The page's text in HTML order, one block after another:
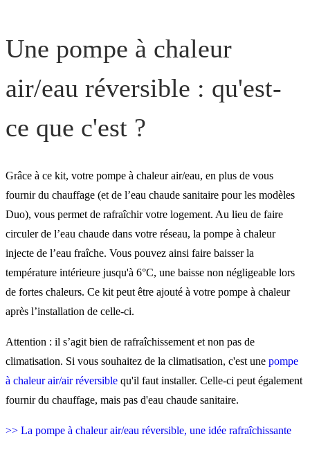
Quelles sont les pompes à
chaleur air/eau
Une pompe à chaleur
air/eau réversible : qu'est-
ce que c'est ?
Grâce à ce kit, votre pompe à chaleur air/eau, en plus de vous
fournir du chauffage (et de l’eau chaude sanitaire pour les modèles
Duo), vous permet de rafraîchir votre logement. Au lieu de faire
circuler de l’eau chaude dans votre réseau, la pompe à chaleur
injecte de l’eau fraîche. Vous pouvez ainsi faire baisser la
température intérieure jusqu'à 6°C, une baisse non négligeable lors
de fortes chaleurs. Ce kit peut être ajouté à votre pompe à chaleur
après l’installation de celle-ci.
Attention : il s’agit bien de rafraîchissement et non pas de
climatisation. Si vous souhaitez de la climatisation, c'est une pompe
à chaleur air/air réversible qu'il faut installer. Celle-ci peut également
fournir du chauffage, mais pas d'eau chaude sanitaire.
>> La pompe à chaleur air/eau réversible, une idée rafraîchissante